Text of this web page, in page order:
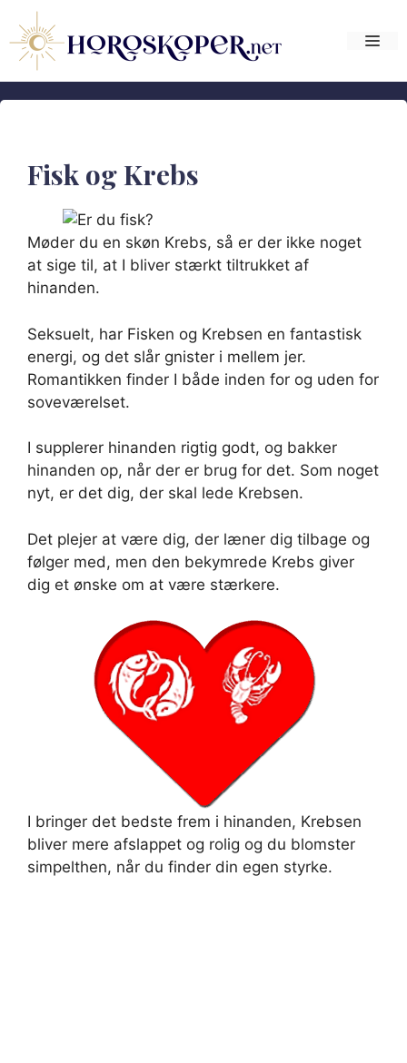
indhold
Fisk og Krebs
Møder du en skøn Krebs, så er der ikke noget
at sige til, at I bliver stærkt tiltrukket af
hinanden.
Seksuelt, har Fisken og Krebsen en fantastisk
energi, og det slår gnister i mellem jer.
Romantikken finder I både inden for og uden for
soveværelset.
I supplerer hinanden rigtig godt, og bakker
hinanden op, når der er brug for det. Som noget
nyt, er det dig, der skal lede Krebsen.
Det plejer at være dig, der læner dig tilbage og
følger med, men den bekymrede Krebs giver
dig et ønske om at være stærkere.
I bringer det bedste frem i hinanden, Krebsen
bliver mere afslappet og rolig og du blomster
simpelthen, når du finder din egen styrke.